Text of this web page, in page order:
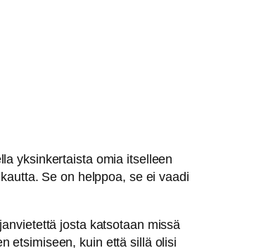
yksinkertaista omia itselleen
Se on helppoa, se ei vaadi
josta katsotaan missä
etsimiseen, kuin että sillä olisi